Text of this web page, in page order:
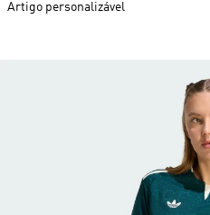
Artigo personalizável